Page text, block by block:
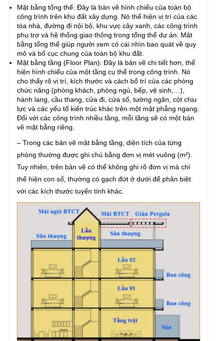
Mặt bằng tổng thể: Đây là bản vẽ hình chiếu của toàn bộ
công trình trên khu đất xây dựng. Nó thể hiện vị trí của các
tòa nhà, đường đi nội bộ, khu vực cây xanh, các công trình
phụ trợ và hệ thống giao thông trong tổng thể dự án. Mặt
bằng tổng thể giúp người xem có cái nhìn bao quát về quy
mô và bố cục chung của toàn bộ khu đất.
Mặt bằng tầng (Floor Plan): Đây là bản vẽ chi tiết hơn, thể
hiện hình chiếu của một tầng cụ thể trong công trình. Nó
cho thấy rõ vị trí, kích thước và cách bố trí của các phòng
chức năng (phòng khách, phòng ngủ, bếp, vệ sinh,…),
hành lang, cầu thang, cửa đi, cửa sổ, tường ngăn, cột chịu
lực và các yếu tố kiến trúc khác trên một mặt phẳng ngang.
Đối với các công trình nhiều tầng, mỗi tầng sẽ có một bản
vẽ mặt bằng riêng.
– Trong các bản vẽ mặt bằng tầng, diện tích của từng
phòng thường được ghi chú bằng đơn vị mét vuông (m²).
Tuy nhiên, trên bản vẽ có thể không ghi rõ đơn vị mà chỉ
thể hiện con số, thường có gạch đứt ở dưới để phân biệt
với các kích thước tuyến tính khác.